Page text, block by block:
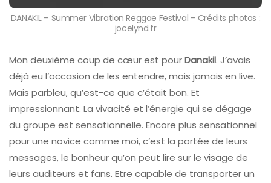
DANAKIL – Summer Vibration Reggae Festival – Crédits photos :
jocelynd.fr
Mon deuxième coup de cœur est pourDanakil. J’avais
déjà eu l’occasion de les entendre, mais jamais en live.
Mais parbleu, qu’est-ce que c’était bon. Et
impressionnant. La vivacité et l’énergie qui se dégage
du groupe est sensationnelle. Encore plus sensationnel
pour une novice comme moi, c’est la portée de leurs
messages, le bonheur qu’on peut lire sur le visage de
leurs auditeurs et fans. Etre capable de transporter un